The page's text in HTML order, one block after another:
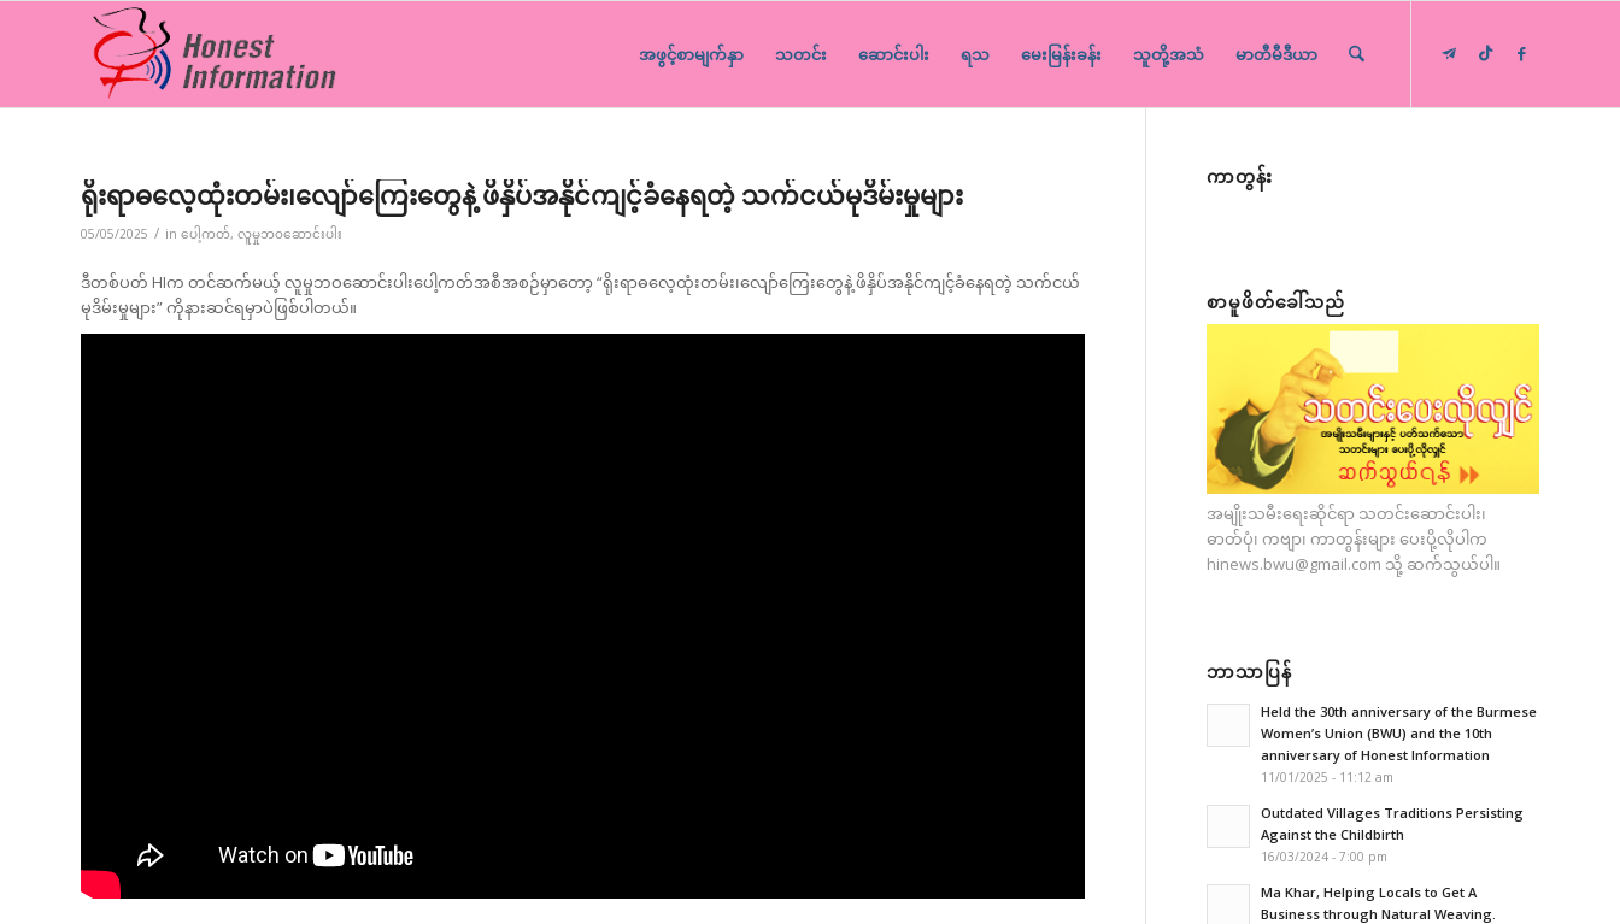
အဖွင့်စာမျက်နှာ သတင်း ဆောင်းပါး ရသ မေးမြန်းခန်း သူတို့အသံ မာတီမီဒီယာ
ရိုးရာဓလေ့ထုံးတမ်း၊လျော်ကြေးတွေနဲ့ ဖိနှိပ်အနိုင်ကျင့်ခံနေရတဲ့ သက်ငယ်မုဒိမ်းမှုများ
05/05/2025 / in ပေါ့ကတ်, လူမှုဘ၀ဆောင်းပါး
ဒီတစ်ပတ် HIက တင်ဆက်မယ့် လူမှုဘဝဆောင်းပါးပေါ့ကတ်အစီအစဉ်မှာတော့ “ရိုးရာဓလေ့ထုံးတမ်း၊လျော်ကြေးတွေနဲ့ ဖိနှိပ်အနိုင်ကျင့်ခံနေရတဲ့ သက်ငယ်
မုဒိမ်းမှုများ” ကိုနားဆင်ရမှာပဲဖြစ်ပါတယ်။
ကာတွန်း
စာမူဖိတ်ခေါ်သည်
အမျိုးသမီးရေးဆိုင်ရာ သတင်းဆောင်းပါး၊
ဓာတ်ပုံ၊ ကဗျာ၊ ကာတွန်းများ ပေးပို့လိုပါက
hinews.bwu@gmail.com သို့ ဆက်သွယ်ပါ။
ဘာသာပြန်
Held the 30th anniversary of the Burmese
Women’s Union (BWU) and the 10th
anniversary of Honest Information
11/01/2025 - 11:12 am
Outdated Villages Traditions Persisting
Against the Childbirth
16/03/2024 - 7:00 pm
Ma Khar, Helping Locals to Get A
Business through Natural Weaving.